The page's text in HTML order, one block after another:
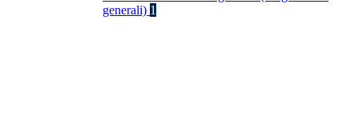
generali) 1